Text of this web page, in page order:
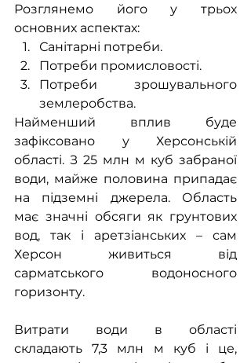
Розглянемо його у трьох
основних аспектах:
Санітарні потреби.
Потреби промисловості.
Потреби зрошувального
землеробства.
Найменший вплив буде
зафіксовано у Херсонській
області. З 25 млн м куб забраної
води, майже половина припадає
на підземні джерела. Область
має значні обсяги як грунтових
вод, так і аретзіанських – сам
Херсон живиться від
сарматського водоносного
горизонту.
Витрати води в області
складають 7,3 млн м куб і це,